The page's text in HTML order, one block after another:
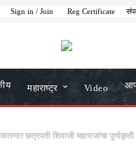
Sign in / Join Reg Certificate
महाराष्ट्र Video
छत्रपती शिवाजी महाराजांचा